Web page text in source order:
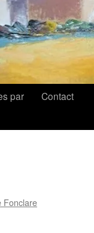
par
Contact
Fonclare